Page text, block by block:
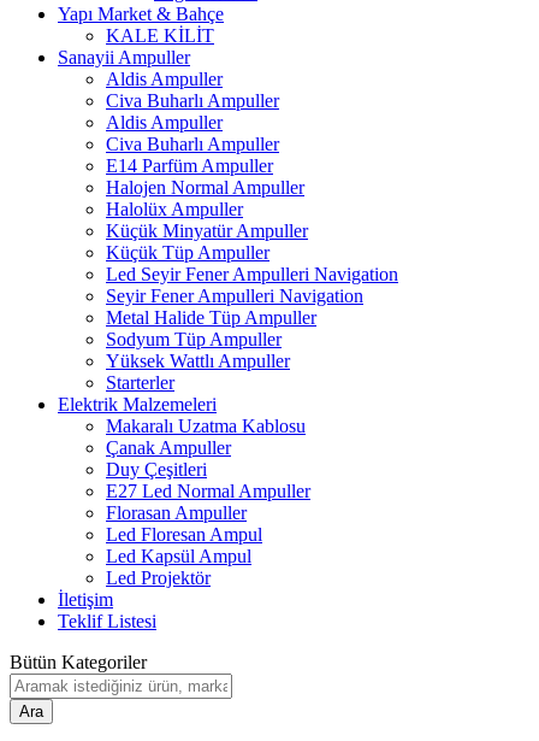
Yapı Market & Bahçe
KALE KİLİT
Sanayii Ampuller
Aldis Ampuller
Civa Buharlı Ampuller
Aldis Ampuller
Civa Buharlı Ampuller
E14 Parfüm Ampuller
Halojen Normal Ampuller
Halolüx Ampuller
Küçük Minyatür Ampuller
Küçük Tüp Ampuller
Led Seyir Fener Ampulleri Navigation
Seyir Fener Ampulleri Navigation
Metal Halide Tüp Ampuller
Sodyum Tüp Ampuller
Yüksek Wattlı Ampuller
Starterler
Elektrik Malzemeleri
Makaralı Uzatma Kablosu
Çanak Ampuller
Duy Çeşitleri
E27 Led Normal Ampuller
Florasan Ampuller
Led Floresan Ampul
Led Kapsül Ampul
Led Projektör
İletişim
Teklif Listesi
Bütün Kategoriler
Ara